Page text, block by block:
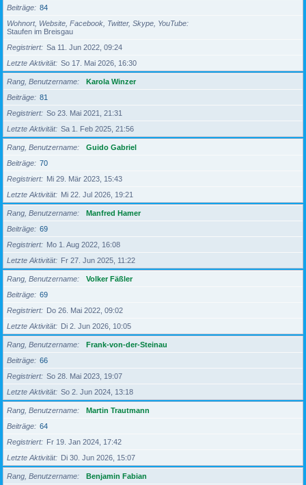
Beiträge
84
Wohnort, Website, Facebook, Twitter, Skype, YouTube
Staufen im Breisgau
Registriert
Sa 11. Jun 2022, 09:24
Letzte Aktivität
So 17. Mai 2026, 16:30
Rang, Benutzername
Karola Winzer
Beiträge
81
Registriert
So 23. Mai 2021, 21:31
Letzte Aktivität
Sa 1. Feb 2025, 21:56
Rang, Benutzername
Guido Gabriel
Beiträge
70
Registriert
Mi 29. Mär 2023, 15:43
Letzte Aktivität
Mi 22. Jul 2026, 19:21
Rang, Benutzername
Manfred Hamer
Beiträge
69
Registriert
Mo 1. Aug 2022, 16:08
Letzte Aktivität
Fr 27. Jun 2025, 11:22
Rang, Benutzername
Volker Fäßler
Beiträge
69
Registriert
Do 26. Mai 2022, 09:02
Letzte Aktivität
Di 2. Jun 2026, 10:05
Rang, Benutzername
Frank-von-der-Steinau
Beiträge
66
Registriert
So 28. Mai 2023, 19:07
Letzte Aktivität
So 2. Jun 2024, 13:18
Rang, Benutzername
Martin Trautmann
Beiträge
64
Registriert
Fr 19. Jan 2024, 17:42
Letzte Aktivität
Di 30. Jun 2026, 15:07
Rang, Benutzername Benjamin Fabian